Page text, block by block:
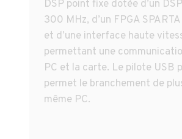
DSP point fixe dotée d’un
300 MHz, d’un FPGA
et d’une interface haute
permettant une
PC et la carte. Le pilote USB
permet le branchement de
même PC.